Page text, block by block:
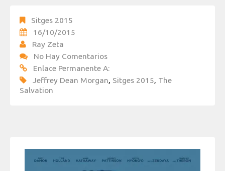
Sitges 2015
16/10/2015
Ray Zeta
No Hay Comentarios
Enlace Permanente A:
Jeffrey Dean Morgan, Sitges 2015, The
Salvation